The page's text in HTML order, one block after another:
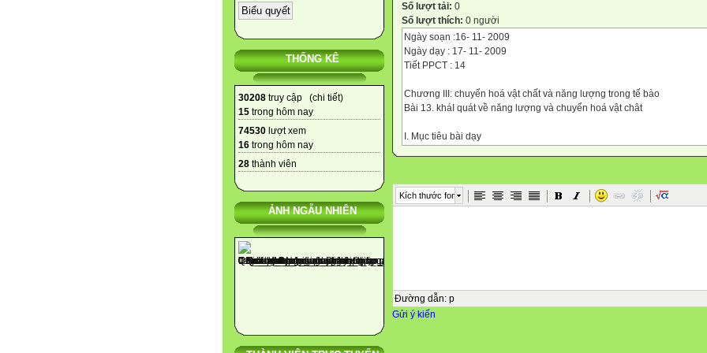
THỐNG KÊ
30208 truy cập (chi tiết)
15 trong hôm nay
74530 lượt xem
16 trong hôm nay
28 thành viên
ẢNH NGẪU NHIÊN
Số lượt tải: 0
Số lượt thích: 0 người
Ngày soạn :16- 11- 2009
Ngày dạy : 17- 11- 2009
Tiết PPCT : 14
Chương III: chuyển hoá vật chất và năng lượng trong tế bào
Bài 13. kháI quát về năng lượng và chuyển hoá vật chât
I. Mục tiêu bài dạy
- Mô tả được cấu trúc và nêu được chức năng của ATP
- Trình bày được khái niệm chuyển hoá vật chất
cần phải có năng lượng
II. Chuẩn bị
- Tranh H13.1; 13.2
Kích thước font
Đường dẫn: p
Gửi ý kiến